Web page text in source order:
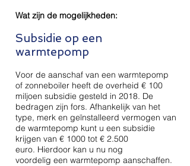
Wat zijn de mogelijkheden:
Subsidie op een
warmtepomp
Voor de aanschaf van een warmtepomp
of zonneboiler heeft de overheid € 100
miljoen subsidie gesteld in 2018. De
bedragen zijn fors. Afhankelijk van het
type, merk en geïnstalleerd vermogen van
de warmtepomp kunt u een subsidie
krijgen van € 1000 tot € 2.500
euro. Hierdoor kan u nu nog
voordelig een warmtepomp aanschaffen.